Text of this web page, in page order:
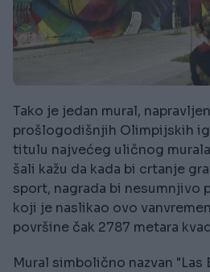
Tako je jedan mural,
prošlogodišnjih Olimpijskih
titulu najvećeg uličnog
šali kažu da kada bi crtanje
sport, nagrada bi nesumnjivo
koji je naslikao ovo
površine čak 2787 metara
Mural simbolično nazvan